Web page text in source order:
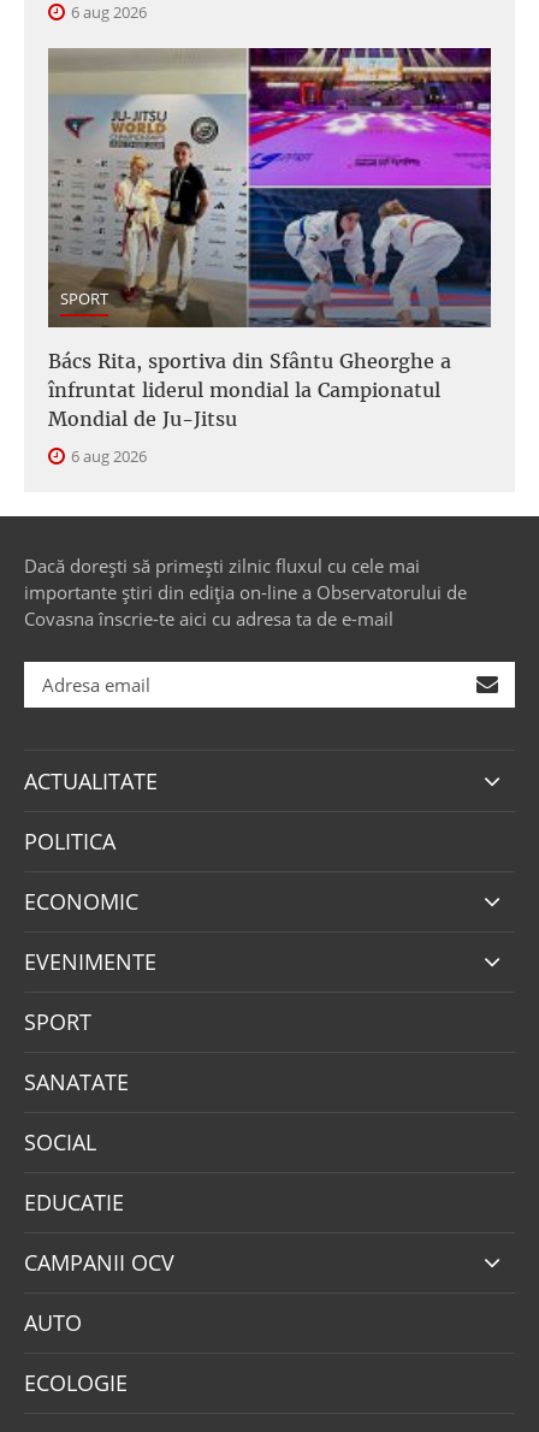
6 aug 2026
SPORT
Bács Rita, sportiva din Sfântu Gheorghe a
înfruntat liderul mondial la Campionatul
Mondial de Ju-Jitsu
6 aug 2026
Dacă dorești să primești zilnic fluxul cu cele mai
importante știri din ediția on-line a Observatorului de
Covasna înscrie-te aici cu adresa ta de e-mail
ACTUALITATE
POLITICA
ECONOMIC
EVENIMENTE
SPORT
SANATATE
SOCIAL
EDUCATIE
CAMPANII OCV
AUTO
ECOLOGIE